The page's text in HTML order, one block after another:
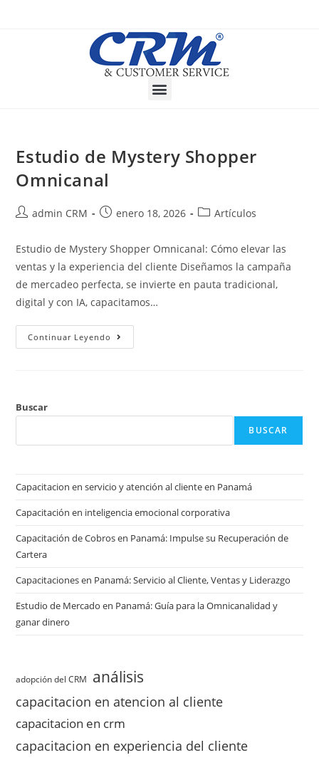
Estudio de Mystery Shopper
Omnicanal
admin CRM enero 18, 2026 Artículos
Estudio de Mystery Shopper Omnicanal: Cómo elevar las
ventas y la experiencia del cliente Diseñamos la campaña
de mercadeo perfecta, se invierte en pauta tradicional,
digital y con IA, capacitamos…
Continuar Leyendo
Buscar
BUSCAR
Capacitacion en servicio y atención al cliente en Panamá
Capacitación en inteligencia emocional corporativa
Capacitación de Cobros en Panamá: Impulse su Recuperación de
Cartera
Capacitaciones en Panamá: Servicio al Cliente, Ventas y Liderazgo
Estudio de Mercado en Panamá: Guía para la Omnicanalidad y
ganar dinero
adopción del CRM análisis
capacitacion en atencion al cliente
capacitacion en crm
capacitacion en experiencia del cliente